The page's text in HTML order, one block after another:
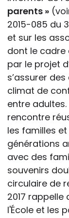
parents »
2015-085 du
et sur les
dont le cadre
par le projet
s’assurer
climat de
entre adultes.
rencontre
les familles et
générations
avec des
souvenirs
circulaire de
2017 rappelle
l'École et les